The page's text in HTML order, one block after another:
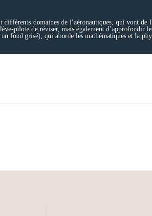
domaines de l’aéronautiques, qui vont de
pilote de réviser, mais également d’approfondir
fond grisé), qui aborde les mathématiques et la